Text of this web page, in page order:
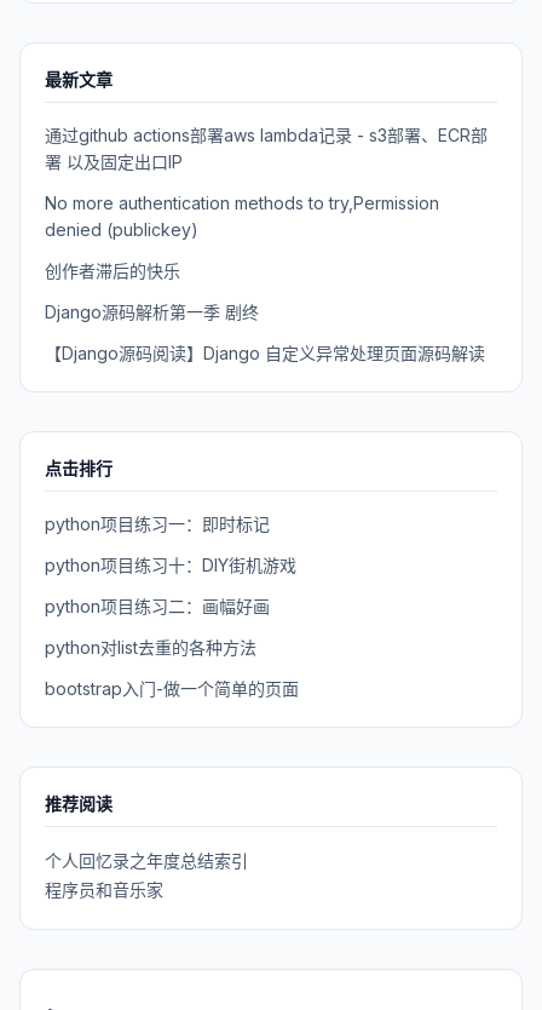
最新文章
通过github actions部署aws lambda记录 - s3部署、ECR部
署 以及固定出口IP
No more authentication methods to try,Permission
denied (publickey)
创作者滞后的快乐
Django源码解析第一季 剧终
【Django源码阅读】Django 自定义异常处理页面源码解读
点击排行
python项目练习一：即时标记
python项目练习十：DIY街机游戏
python项目练习二：画幅好画
python对list去重的各种方法
bootstrap入门-做一个简单的页面
推荐阅读
个人回忆录之年度总结索引
程序员和音乐家